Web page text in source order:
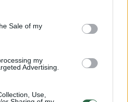
Sale of my
my
Advertising.
Use,
likus metams iki